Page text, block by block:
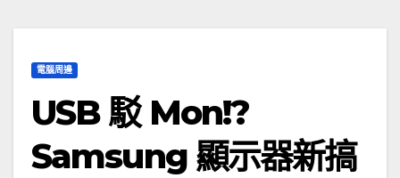
電腦周邊
USB 駁 Mon!?
Samsung 顯示器新搞